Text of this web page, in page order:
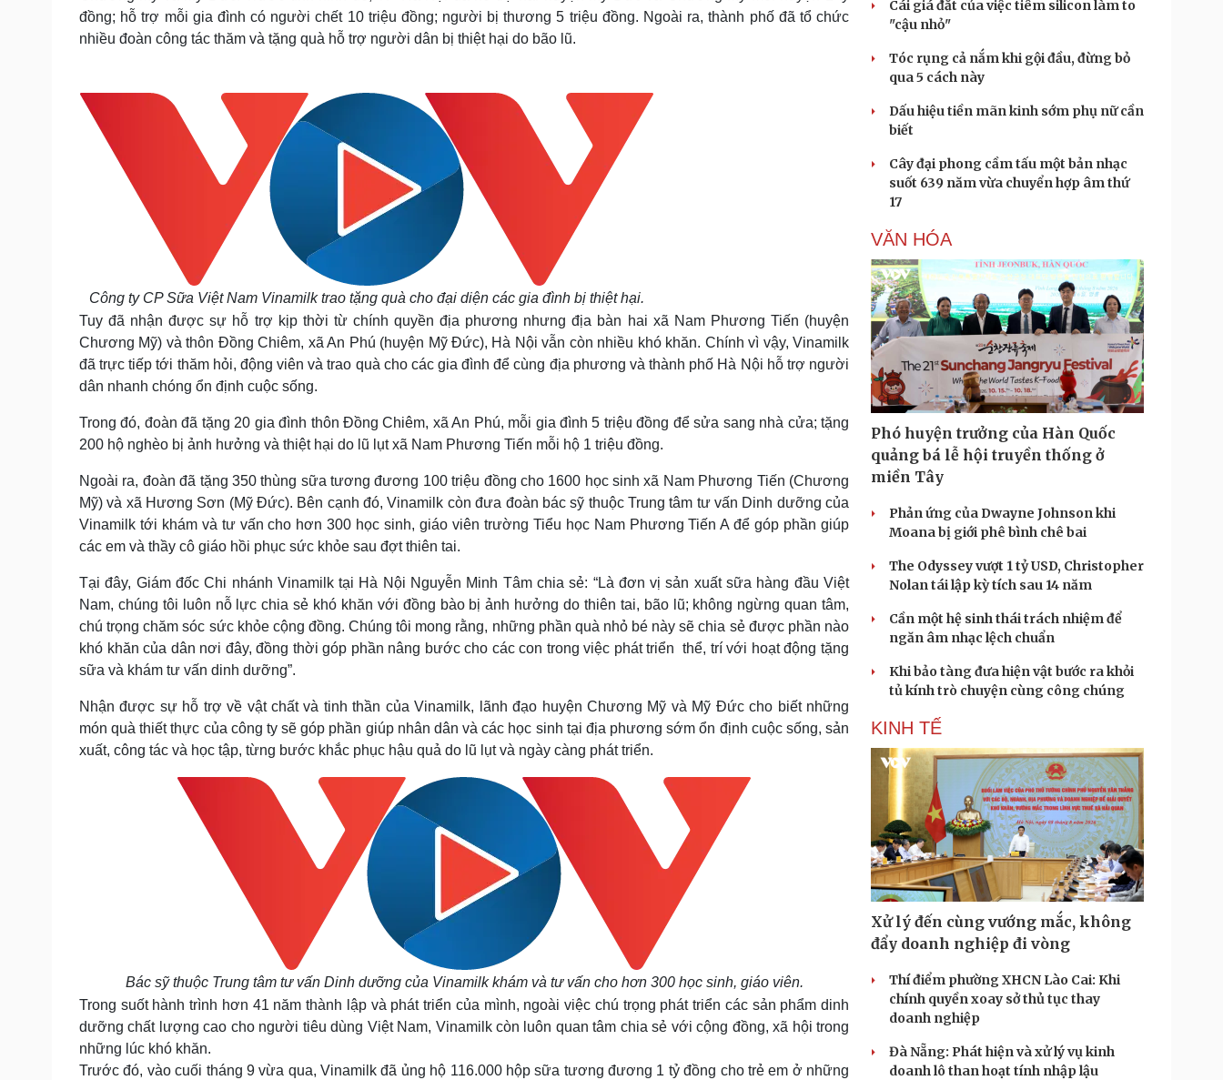
Nhi khoa
Nam khoa
Ăn sạch sống khỏe
Di sản
Kể chuyện cho bé
Cải chính
đồng; hỗ trợ mỗi gia đình có người chết 10 triệu đồng; người bị thương 5 triệu đồng. Ngoài ra, thành phố đã tổ chức
nhiều đoàn công tác thăm và tặng quà hỗ trợ người dân bị thiệt hại do bão lũ.
Công ty CP Sữa Việt Nam Vinamilk trao tặng quà cho đại diện các gia đình bị thiệt hại.
Tuy đã nhận được sự hỗ trợ kịp thời từ chính quyền địa phương nhưng địa bàn hai xã Nam Phương Tiến (huyện
Chương Mỹ) và thôn Đồng Chiêm, xã An Phú (huyện Mỹ Đức), Hà Nội vẫn còn nhiều khó khăn. Chính vì vậy, Vinamilk
đã trực tiếp tới thăm hỏi, động viên và trao quà cho các gia đình để cùng địa phương và thành phố Hà Nội hỗ trợ người
dân nhanh chóng ổn định cuộc sống.
Trong đó, đoàn đã tặng 20 gia đình thôn Đồng Chiêm, xã An Phú, mỗi gia đình 5 triệu đồng để sửa sang nhà cửa; tặng
200 hộ nghèo bị ảnh hưởng và thiệt hại do lũ lụt xã Nam Phương Tiến mỗi hộ 1 triệu đồng.
Ngoài ra, đoàn đã tặng 350 thùng sữa tương đương 100 triệu đồng cho 1600 học sinh xã Nam Phương Tiến (Chương
Mỹ) và xã Hương Sơn (Mỹ Đức). Bên cạnh đó, Vinamilk còn đưa đoàn bác sỹ thuộc Trung tâm tư vấn Dinh dưỡng của
Vinamilk tới khám và tư vấn cho hơn 300 học sinh, giáo viên trường Tiểu học Nam Phương Tiến A để góp phần giúp
các em và thầy cô giáo hồi phục sức khỏe sau đợt thiên tai.
Tại đây, Giám đốc Chi nhánh Vinamilk tại Hà Nội Nguyễn Minh Tâm chia sẻ: “Là đơn vị sản xuất sữa hàng đầu Việt
Nam, chúng tôi luôn nỗ lực chia sẻ khó khăn với đồng bào bị ảnh hưởng do thiên tai, bão lũ; không ngừng quan tâm,
chú trọng chăm sóc sức khỏe cộng đồng. Chúng tôi mong rằng, những phần quà nhỏ bé này sẽ chia sẻ được phần nào
khó khăn của dân nơi đây, đồng thời góp phần nâng bước cho các con trong việc phát triển thể, trí với hoạt động tặng
sữa và khám tư vấn dinh dưỡng”.
Nhận được sự hỗ trợ về vật chất và tinh thần của Vinamilk, lãnh đạo huyện Chương Mỹ và Mỹ Đức cho biết những
món quà thiết thực của công ty sẽ góp phần giúp nhân dân và các học sinh tại địa phương sớm ổn định cuộc sống, sản
xuất, công tác và học tập, từng bước khắc phục hậu quả do lũ lụt và ngày càng phát triển.
Bác sỹ thuộc Trung tâm tư vấn Dinh dưỡng của Vinamilk khám và tư vấn cho hơn 300 học sinh, giáo viên.
Trong suốt hành trình hơn 41 năm thành lập và phát triển của mình, ngoài việc chú trọng phát triển các sản phẩm dinh
dưỡng chất lượng cao cho người tiêu dùng Việt Nam, Vinamilk còn luôn quan tâm chia sẻ với cộng đồng, xã hội trong
những lúc khó khăn.
Trước đó, vào cuối tháng 9 vừa qua, Vinamilk đã ủng hộ 116.000 hộp sữa tương đương 1 tỷ đồng cho trẻ em ở những
Cái giá đắt của việc tiêm silicon làm to
"cậu nhỏ"
Tóc rụng cả nắm khi gội đầu, đừng bỏ
qua 5 cách này
Dấu hiệu tiền mãn kinh sớm phụ nữ cần
biết
Cây đại phong cầm tấu một bản nhạc
suốt 639 năm vừa chuyển hợp âm thứ
17
VĂN HÓA
Phó huyện trưởng của Hàn Quốc
quảng bá lễ hội truyền thống ở
miền Tây
Phản ứng của Dwayne Johnson khi
Moana bị giới phê bình chê bai
The Odyssey vượt 1 tỷ USD, Christopher
Nolan tái lập kỳ tích sau 14 năm
Cần một hệ sinh thái trách nhiệm để
ngăn âm nhạc lệch chuẩn
Khi bảo tàng đưa hiện vật bước ra khỏi
tủ kính trò chuyện cùng công chúng
KINH TẾ
Xử lý đến cùng vướng mắc, không
đẩy doanh nghiệp đi vòng
Thí điểm phường XHCN Lào Cai: Khi
chính quyền xoay sở thủ tục thay
doanh nghiệp
Đà Nẵng: Phát hiện và xử lý vụ kinh
doanh lô than hoạt tính nhập lậu